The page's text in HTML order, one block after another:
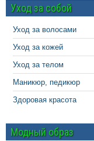
Уход за собой
Уход за волосами
Уход за кожей
Уход за телом
Маникюр, педикюр
Здоровая красота
Модный образ